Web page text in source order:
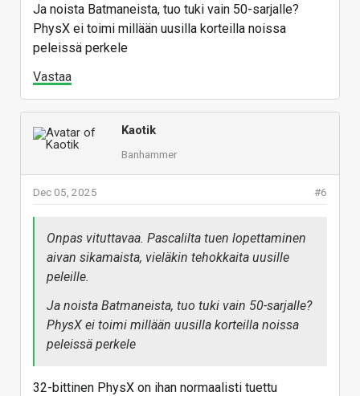
Ja noista Batmaneista, tuo tuki vain 50-sarjalle?
PhysX ei toimi millään uusilla korteilla noissa
peleissä perkele
Vastaa
Kaotik
Banhammer
#6
Dec 05, 2025
Onpas vituttavaa. Pascalilta tuen lopettaminen
aivan sikamaista, vieläkin tehokkaita uusille
peleille.
Ja noista Batmaneista, tuo tuki vain 50-sarjalle?
PhysX ei toimi millään uusilla korteilla noissa
peleissä perkele
32-bittinen PhysX on ihan normaalisti tuettu